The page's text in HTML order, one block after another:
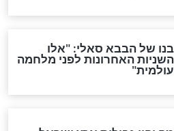
גדולה מאוד של
בוא המשיח יהיה
בתשובה?